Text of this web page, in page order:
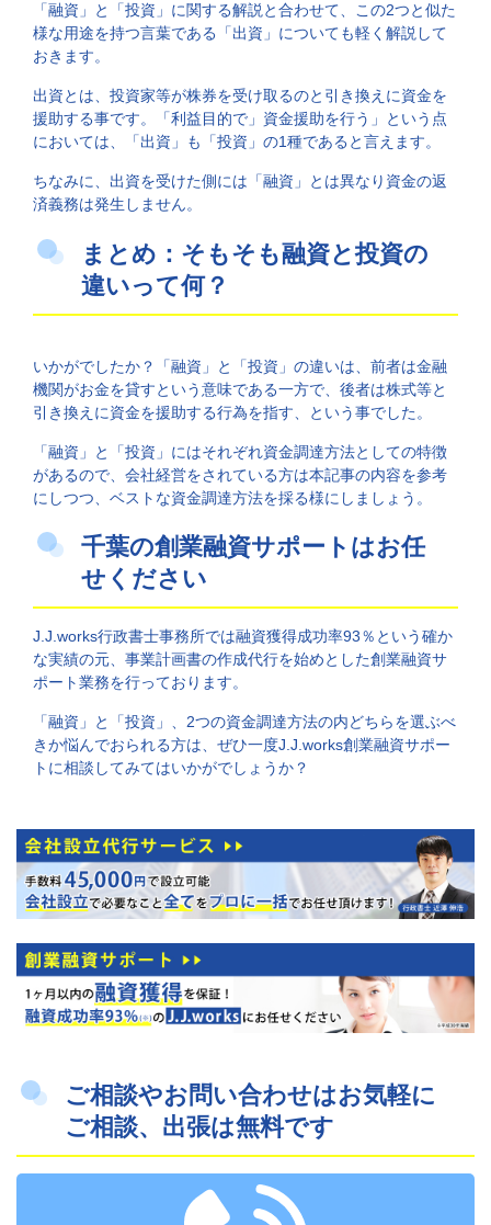
「融資」と「投資」に関する解説と合わせて、この2つと似た
様な用途を持つ言葉である「出資」についても軽く解説して
おきます。
出資とは、投資家等が株券を受け取るのと引き換えに資金を
援助する事です。「利益目的で」資金援助を行う」という点
においては、「出資」も「投資」の1種であると言えます。
ちなみに、出資を受けた側には「融資」とは異なり資金の返
済義務は発生しません。
まとめ：そもそも融資と投資の
違いって何？
いかがでしたか？「融資」と「投資」の違いは、前者は金融
機関がお金を貸すという意味である一方で、後者は株式等と
引き換えに資金を援助する行為を指す、という事でした。
「融資」と「投資」にはそれぞれ資金調達方法としての特徴
があるので、会社経営をされている方は本記事の内容を参考
にしつつ、ベストな資金調達方法を採る様にしましょう。
千葉の創業融資サポートはお任
せください
J.J.works行政書士事務所では融資獲得成功率93％という確か
な実績の元、事業計画書の作成代行を始めとした創業融資サ
ポート業務を行っております。
「融資」と「投資」、2つの資金調達方法の内どちらを選ぶべ
きか悩んでおられる方は、ぜひ一度J.J.works創業融資サポー
トに相談してみてはいかがでしょうか？
ご相談やお問い合わせはお気軽に
ご相談、出張は無料です